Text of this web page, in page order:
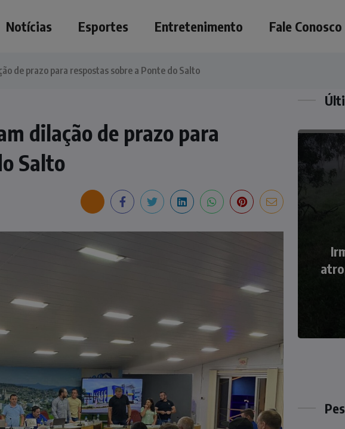
Notícias Esportes Entretenimento Fale Conosco
de prazo para respostas sobre a Ponte do Salto
dilação de prazo para
Salto